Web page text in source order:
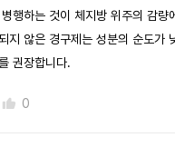
행하는 것이 체지방 위주의 감
지 않은 경구제는 성분의 순도가
권장합니다.
0